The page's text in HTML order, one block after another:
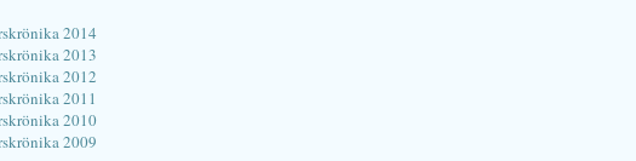
2014
2013
2012
2011
2010
2009